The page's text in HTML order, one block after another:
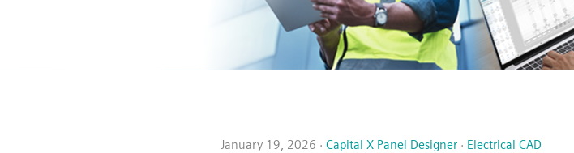
January 19, 2026 · Capital X Panel Designer · Electrical CAD